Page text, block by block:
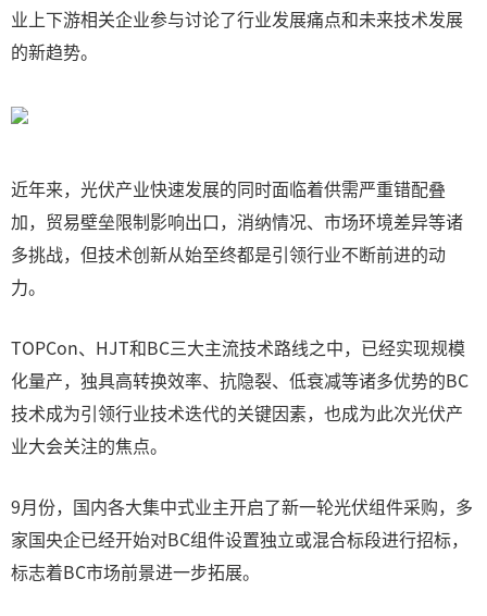
业上下游相关企业参与讨论了行业发展痛点和未来技术发展
的新趋势。
近年来，光伏产业快速发展的同时面临着供需严重错配叠
加，贸易壁垒限制影响出口，消纳情况、市场环境差异等诸
多挑战，但技术创新从始至终都是引领行业不断前进的动
力。
TOPCon、HJT和BC三大主流技术路线之中，已经实现规模
化量产，独具高转换效率、抗隐裂、低衰减等诸多优势的BC
技术成为引领行业技术迭代的关键因素，也成为此次光伏产
业大会关注的焦点。
9月份，国内各大集中式业主开启了新一轮光伏组件采购，多
家国央企已经开始对BC组件设置独立或混合标段进行招标，
标志着BC市场前景进一步拓展。